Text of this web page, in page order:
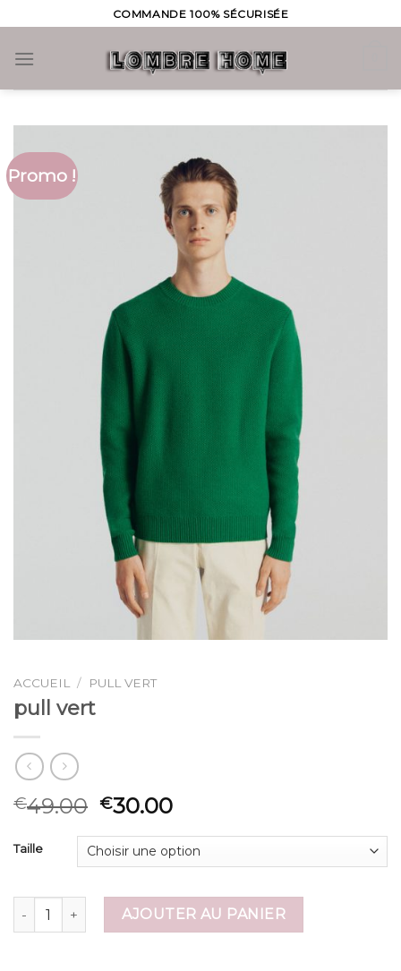
to
content
COMMANDE 100% SÉCURISÉE
Promo !
ACCUEIL / PULL VERT
pull vert
€49.00 €30.00
Taille
quantité de pull vertAJOUTER AU PANIER